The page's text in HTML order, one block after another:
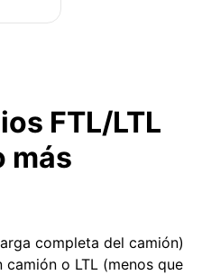
FTL/LTL
más
completa del camión)
o LTL (menos que